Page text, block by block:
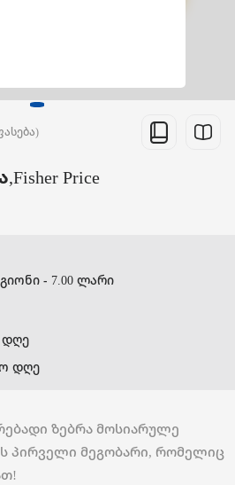
Price
- 7.00 ლარი
დღე
დღე
ზებრა მოსიარულე
პირველი მეგობარი, რომელიც